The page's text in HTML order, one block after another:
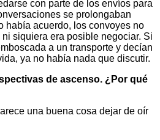
con parte de los envíos para
se prolongaban
había acuerdo, los convoyes no
siquiera era posible negociar. Si
a un transporte y decían
ya no había nada que discutir.
de ascenso. ¿Por qué
una buena cosa dejar de oír